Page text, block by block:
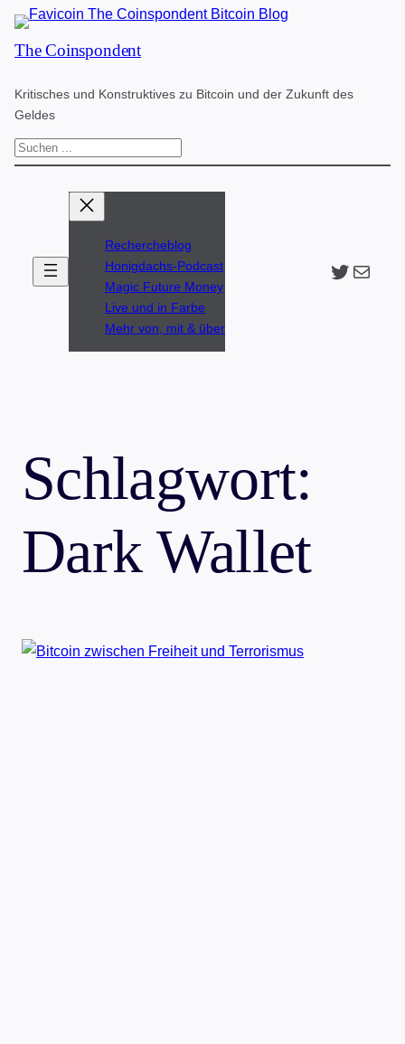
Zum
Inhalt
The Coinspondent
Kritisches und Konstruktives zu Bitcoin und der Zukunft des
Geldes
S
Rechercheblog
Honigdachs-Podcast
Magic Future Money
Live und in Farbe
Mehr von, mit & über
Twitter
The
Schlagwort:
Dark Wallet